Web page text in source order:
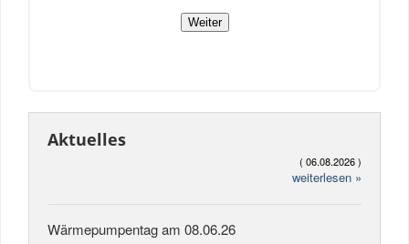
Aktuelles
( 06.08.2026 )
weiterlesen »
Wärmepumpentag am 08.06.26